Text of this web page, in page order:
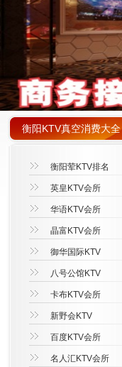
衡阳KTV真空消费大全
衡阳荤KTV排名
英皇KTV会所
华语KTV会所
晶富KTV会所
御华国际KTV
八号公馆KTV
卡布KTV会所
新野会KTV
百度KTV会所
名人汇KTV会所